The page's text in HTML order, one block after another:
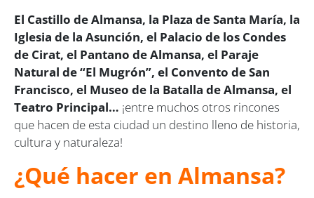
El Castillo de Almansa, la Plaza de Santa María, la
Iglesia de la Asunción, el Palacio de los Condes
de Cirat, el Pantano de Almansa, el Paraje
Natural de “El Mugrón”, el Convento de San
Francisco, el Museo de la Batalla de Almansa, el
Teatro Principal… ¡entre muchos otros rincones
que hacen de esta ciudad un destino lleno de historia,
cultura y naturaleza!
¿Qué hacer en Almansa?